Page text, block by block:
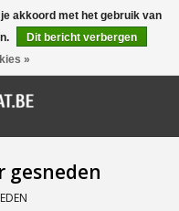
0 Artikelen - €0,00
gesneden
akkoord met het gebruik van
Dit bericht verbergen
»